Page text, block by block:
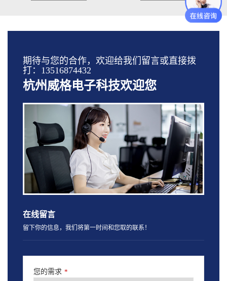
期待与您的合作，欢迎给我们留言或直接拨
打：13516874432
杭州威格电子科技欢迎您
在线留言
留下你的信息，我们将第一时间和您取的联系！
您的需求 *